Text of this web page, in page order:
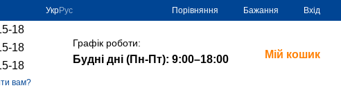
УкрРус Порівняння Бажання Вхід
18
18
18
вам?
Графік роботи:
Будні дні (Пн-Пт): 9:00–18:00 Мій кошик